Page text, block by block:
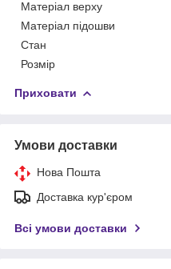
Матеріал верху
Матеріал підошви
Стан
Розмір
Приховати
Умови доставки
Нова Пошта
Доставка кур'єром
Всі умови доставки